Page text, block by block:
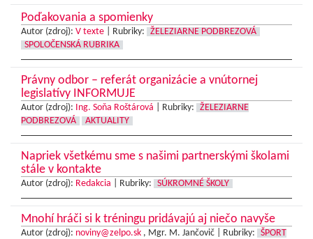
Poďakovania a spomienky
Autor (zdroj): V texte Rubriky:
ŽELEZIARNE PODBREZOVÁ
SPOLOČENSKÁ RUBRIKA
Právny odbor – referát organizácie a vnútornej
legislatívy INFORMUJE
Autor (zdroj): Ing. Soňa Roštárová Rubriky:
ŽELEZIARNE
PODBREZOVÁ
AKTUALITY
Napriek všetkému sme s našimi partnerskými školami
stále v kontakte
Autor (zdroj): Redakcia Rubriky: SÚKROMNÉ ŠKOLY
Mnohí hráči si k tréningu pridávajú aj niečo navyše
Autor (zdroj): noviny@zelpo.sk , Mgr. M. Jančovič | Rubriky:
ŠPORT